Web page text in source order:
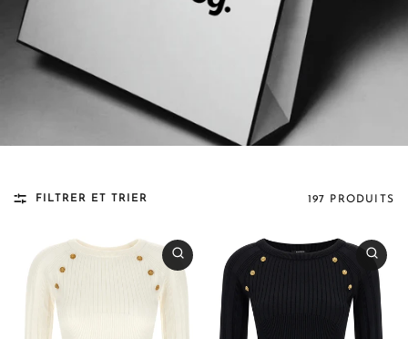
FILTRER ET TRIER 197 PRODUITS